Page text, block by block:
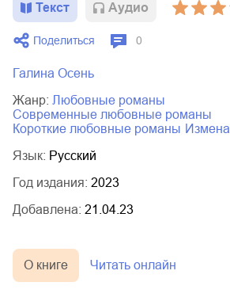
Текст Aудио
Поделиться 0
Галина Осень
Жанр:
любовные романы
современные любовные романы
короткие любовные романы
измена
Язык: Русский
Год издания: 2023
Добавлена: 21.04.23
О книге Читать онлайн